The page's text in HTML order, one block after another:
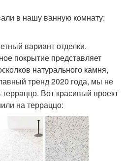
в нашу ванную комнату:
вариант отделки.
покрытие представляет
натурального камня,
тренд 2020 года, мы не
Вот красивый проект
на терраццо: